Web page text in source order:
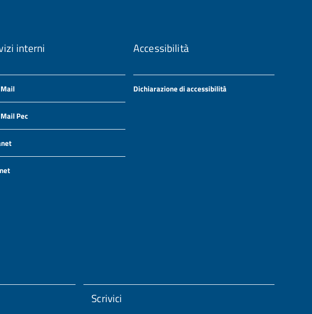
interni
Pec
Accessibilità
Dichiarazione di accessibilità
Scrivici